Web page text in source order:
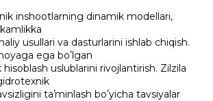
inshootlarning dinamik modellari,
usullari va dasturlarini ishlab chiqish.
ega boʼlgan
uslublarini rivojlantirish. Zilzila
taʼminlash boʼyicha tavsiyalar